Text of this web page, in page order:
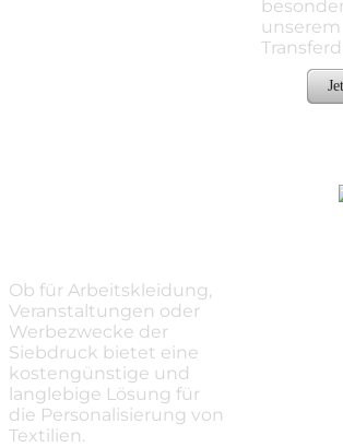
unserem
​Ob für Arbeitskleidung,
Veranstaltungen oder
Werbezwecke der
Siebdruck bietet eine
kostengünstige und
langlebige Lösung für
die Personalisierung von
Textilien.